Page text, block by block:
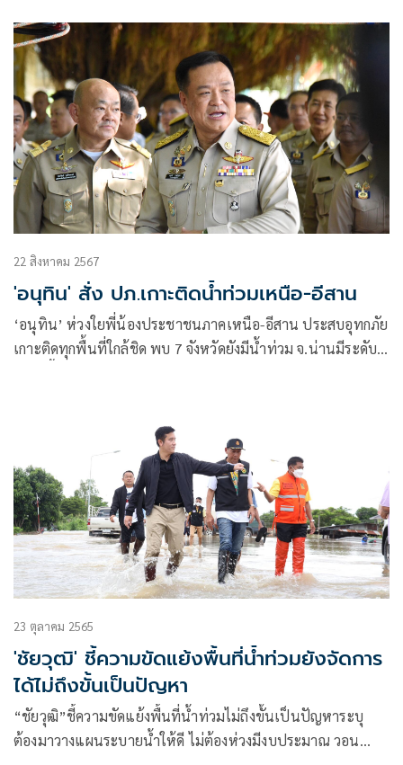
22 สิงหาคม 2567
'อนุทิน' สั่ง ปภ.เกาะติดน้ำท่วมเหนือ-อีสาน
‘อนุทิน’ ห่วงใยพี่น้องประชาชนภาคเหนือ-อีสาน ประสบอุทกภัย
เกาะติดทุกพื้นที่ใกล้ชิด พบ 7 จังหวัดยังมีน้ำท่วม จ.น่านมีระดับ
23 ตุลาคม 2565
'ชัยวุฒิ' ชี้ความขัดแย้งพื้นที่น้ำท่วมยังจัดการ
ได้ไม่ถึงขั้นเป็นปัญหา
“ชัยวุฒิ”ชี้ความขัดแย้งพื้นที่น้ำท่วมไม่ถึงขั้นเป็นปัญหาระบุ
ต้องมาวางแผนระบายน้ำให้ดี ไม่ต้องห่วงมีงบประมาณ วอน